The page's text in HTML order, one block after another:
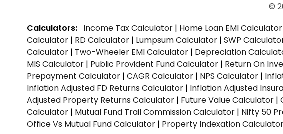
©
Calculators: Income Tax Calculator | Home Loan EMI Calculator
Calculator | RD Calculator | Lumpsum Calculator | SWP
Calculator | Two-Wheeler EMI Calculator | Depreciation
MIS Calculator | Public Provident Fund Calculator | Return On
Prepayment Calculator | CAGR Calculator | NPS Calculator |
Inflation Adjusted FD Returns Calculator | Inflation Adjusted
Adjusted Property Returns Calculator | Future Value Calculator |
Calculator | Mutual Fund Trail Commission Calculator | Nifty 50
Office Vs Mutual Fund Calculator | Property Indexation